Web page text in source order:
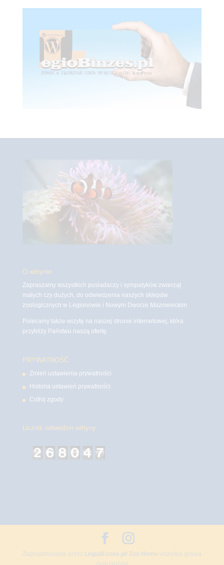
O witrynie
Zapraszamy wszystkich posiadaczy i sympatyków zwierząt
małych czy dużych, do odwiedzenia naszych sklepów
zoologicznych w Legionowie i Nowym Dworze Mazowieckim
Polecamy także wizytę na naszej stronie internetowej, która
przybliży Państwu naszą ofertę.
PRYWATNOŚĆ
Zmień ustawienia prywatności
Historia ustawień prywatności
Cofnij zgody
Licznik odwiedzin witryny
Zaprojektowane przez LegioBiznes.pl / Zoo Nemowszelkie prawa